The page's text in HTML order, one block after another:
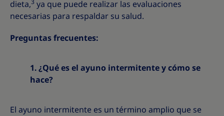
dieta,3 ya que puede realizar las evaluaciones
necesarias para respaldar su salud.
Preguntas frecuentes:
1. ¿Qué es el ayuno intermitente y cómo se
hace?
El ayuno intermitente es un término amplio que se